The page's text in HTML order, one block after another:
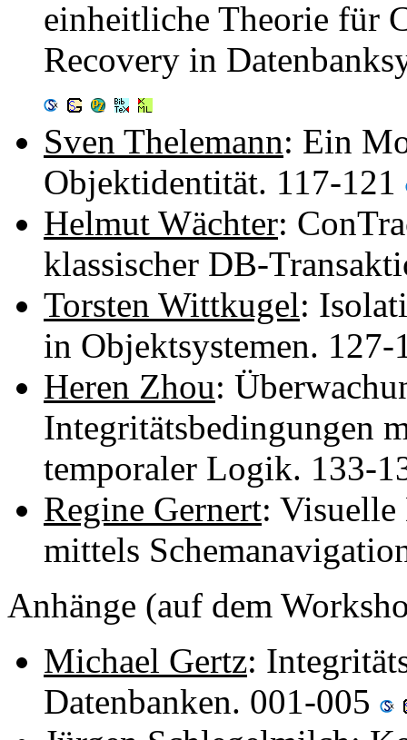
einheitliche Theorie für
Recovery in
Sven Thelemann: Ein
Objektidentität. 117-121
Helmut Wächter:
klassischer DB-
Torsten Wittkugel:
in Objektsystemen.
Heren Zhou:
Integritätsbedingungen
temporaler Logik. 133-
Regine Gernert: Visuelle
mittels
Anhänge (auf dem
Michael Gertz:
Datenbanken. 001-005